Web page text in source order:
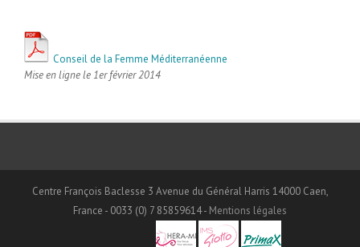
Conseil de la Femme Méditerranéenne
Mise en ligne le 1er février 2014
Centre François Baclesse 3 Avenue du Général Harris 14000 Caen,
France - 0033 (0) 7 85859614 - Mentions légales